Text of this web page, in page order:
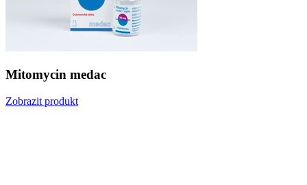
Mitomycin medac
Zobrazit produkt